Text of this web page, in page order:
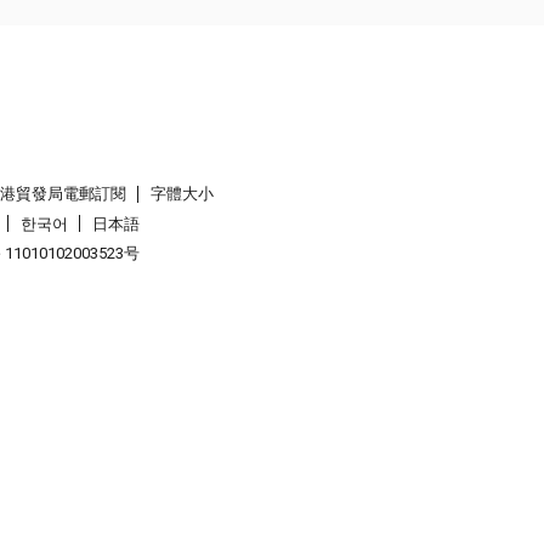
貿發局電郵訂閱
字體大小
한국어
日本語
号